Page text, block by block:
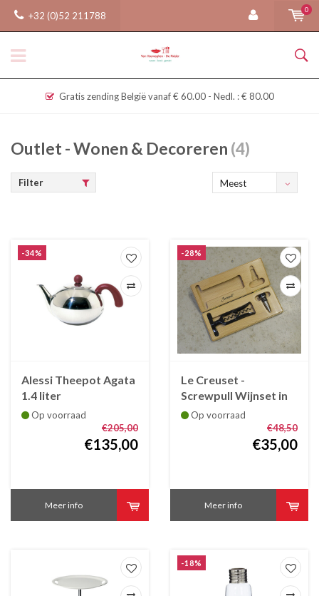
+32 (0)52 211788
0
Gratis zending België vanaf € 60.00 - Nedl. : € 80.00
Outlet - Wonen & Decoreren (4)
Filter
Meest
-34%
Alessi Theepot Agata
1.4 liter
Op voorraad
€205,00
€135,00
Meer info
-28%
Le Creuset -
Screwpull Wijnset in
koffertje met
kurkentrekker en
Op voorraad
€48,50
€35,00
Meer info
-18%